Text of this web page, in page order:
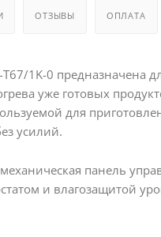
ОТЗЫВЫ ОПЛАТА
T67/1K-0
уже готовых
для
усилий.
панель
и влагозащитой